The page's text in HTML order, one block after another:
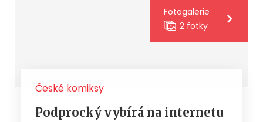
Fotogalerie
2 fotky
České komiksy
Podprocký vybírá na internetu